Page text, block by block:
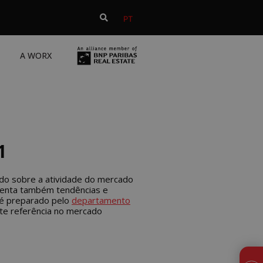
PT
A WORX
sobre a atividade do mercado
também tendências e
preparado pelo departamento
referência no mercado